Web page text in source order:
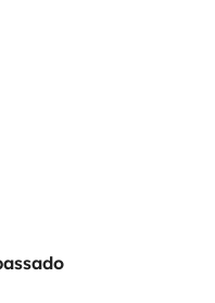
vêtements, des
photo, drone..